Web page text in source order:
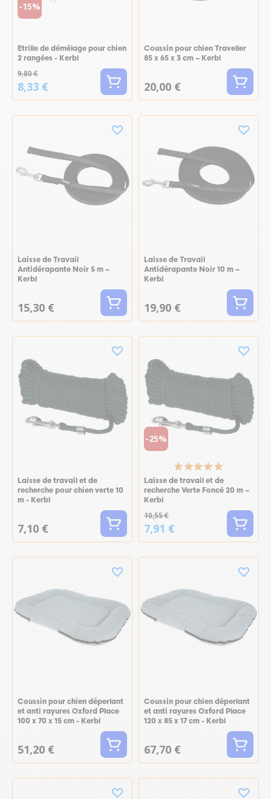
-15%
Etrille de démêlage pour chien
2 rangées - Kerbl
9,80 €
8,33 €
Coussin pour chien Traveller
85 x 65 x 3 cm – Kerbl
20,00 €
Laisse de Travail
Antidérapante Noir 5 m –
Kerbl
15,30 €
Laisse de Travail
Antidérapante Noir 10 m –
Kerbl
19,90 €
Laisse de travail et de
recherche pour chien verte 10
m - Kerbl
7,10 €
-25%
Laisse de travail et de
recherche Verte Foncé 20 m –
Kerbl
10,55 €
7,91 €
Coussin pour chien déperlant
et anti rayures Oxford Place
100 x 70 x 15 cm - Kerbl
51,20 €
Coussin pour chien déperlant
et anti rayures Oxford Place
120 x 85 x 17 cm - Kerbl
67,70 €